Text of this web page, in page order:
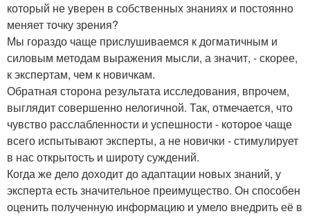
который не уверен в собственных знаниях и постоянно
меняет точку зрения?
Мы гораздо чаще прислушиваемся к догматичным и
силовым методам выражения мысли, а значит, - скорее,
к экспертам, чем к новичкам.
Обратная сторона результата исследования, впрочем,
выглядит совершенно нелогичной. Так, отмечается, что
чувство расслабленности и успешности - которое чаще
всего испытывают эксперты, а не новички - стимулирует
в нас открытость и широту суждений.
Когда же дело доходит до адаптации новых знаний, у
эксперта есть значительное преимущество. Он способен
оценить полученную информацию и умело внедрить её в